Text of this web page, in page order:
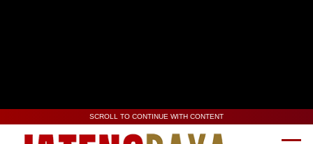
SCROLL TO CONTINUE WITH CONTENT